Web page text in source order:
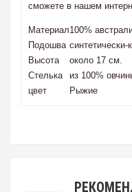
сможете в нашем
Материал100%
Подошва
Высота
около 17 см.
Стелька
из 100%
цвет
Рыжие